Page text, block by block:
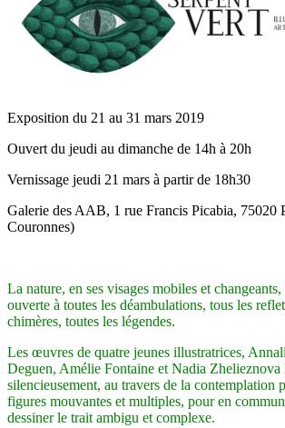
Exposition du 21 au 31 mars 2019
Ouvert du jeudi au dimanche de 14h à 20h
Vernissage jeudi 21 mars à partir de 18h30
Galerie des AAB, 1 rue Francis Picabia, 75020
Couronnes)
La nature, en ses visages mobiles et
ouverte à toutes les déambulations, tous les
chimères, toutes les légendes.
Les œuvres de quatre jeunes illustratrices,
Deguen, Amélie Fontaine et Nadia Zhelieznova
silencieusement, au travers de la contemplation
figures mouvantes et multiples, pour en
dessiner le trait ambigu et complexe.